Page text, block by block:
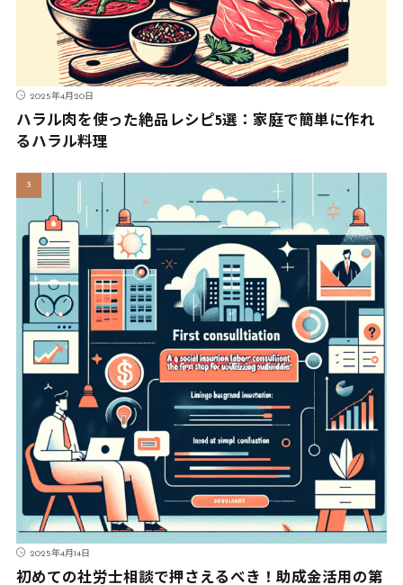
2025年4月20日
ハラル肉を使った絶品レシピ5選：家庭で簡単に作れ
るハラル料理
2025年4月14日
初めての社労士相談で押さえるべき！助成金活用の第